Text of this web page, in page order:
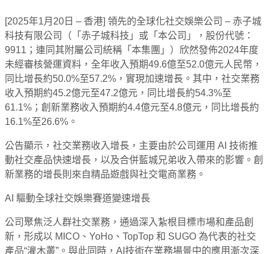
[2025年1月20日 – 香港] 領先的全球化社交娛樂公司 – 赤子城
科技有限公司（「赤子城科技」或「本公司」，股份代號：
9911；連同其附屬公司統稱「本集團」）欣然發佈2024年度
未經審核營運資料，全年收入預期49.6億至52.0億元人民幣，
同比增長約50.0%至57.2%，實現加速增長。其中，社交業務
收入預期約45.2億元至47.2億元，同比增長約54.3%至
61.1%；創新業務收入預期約4.4億元至4.8億元，同比增長約
16.1%至26.6%。
公告顯示，社交業務收入增長，主要由於公司運用 AI 技術推
動社交產品快速增長，以及合併藍城兄弟收入帶來的影響。創
新業務的增長則來自精品遊戲與社交電商業務。
AI 驅動全球社交娛樂賽道變速增長
公司聚焦泛人群社交業務，通過深入紮根目標市場和產品創
新，形成以 MICO、YoHo、TopTop 和 SUGO 為代表的社交
產品“灌木叢”。與此同時，AI技術在業務場景中的應用漸次深